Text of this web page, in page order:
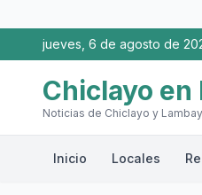
jueves, 6 de agosto de
Chiclayo en
Noticias de Chiclayo y
Inicio Locales